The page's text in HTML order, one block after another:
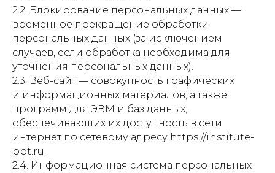
2.2. Блокирование персональных данных —
временное прекращение обработки
персональных данных (за исключением
случаев, если обработка необходима для
уточнения персональных данных).
2.3. Веб-сайт — совокупность графических
и информационных материалов, а также
программ для ЭВМ и баз данных,
обеспечивающих их доступность в сети
интернет по сетевому адресу https://institute-
ppt.ru.
2.4. Информационная система персональных